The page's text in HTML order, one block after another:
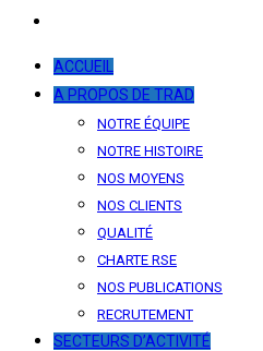
ACCUEIL
A PROPOS DE TRAD
NOTRE ÉQUIPE
NOTRE HISTOIRE
NOS MOYENS
NOS CLIENTS
QUALITÉ
CHARTE RSE
NOS PUBLICATIONS
RECRUTEMENT
SECTEURS D’ACTIVITÉ